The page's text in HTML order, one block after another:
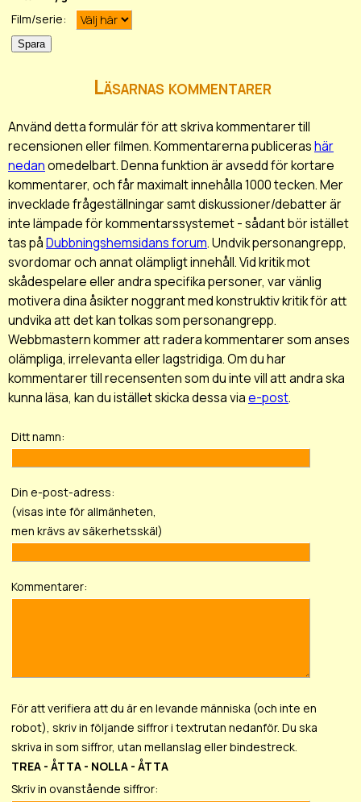
Film/serie:
Läsarnas kommentarer
Använd detta formulär för att skriva kommentarer till
recensionen eller filmen. Kommentarerna publicerashär
nedanomedelbart. Denna funktion är avsedd för kortare
kommentarer, och får maximalt innehålla 1000 tecken. Mer
invecklade frågeställningar samt diskussioner/debatter är
inte lämpade för kommentarssystemet - sådant bör istället
tas påDubbningshemsidans forum. Undvik personangrepp,
svordomar och annat olämpligt innehåll. Vid kritik mot
skådespelare eller andra specifika personer, var vänlig
motivera dina åsikter noggrant med konstruktiv kritik för att
undvika att det kan tolkas som personangrepp.
Webbmastern kommer att radera kommentarer som anses
olämpliga, irrelevanta eller lagstridiga. Om du har
kommentarer till recensenten som du inte vill att andra ska
kunna läsa, kan du istället skicka dessa viae-post.
Ditt namn:
Din e-post-adress:
(visas inte för allmänheten,
men krävs av säkerhetsskäl)
Kommentarer:
För att verifiera att du är en levande människa (och inte en
robot), skriv in följande siffror i textrutan nedanför. Du ska
skriva in som siffror, utan mellanslag eller bindestreck.
TREA - ÅTTA - NOLLA - ÅTTA
Skriv in ovanstående siffror: